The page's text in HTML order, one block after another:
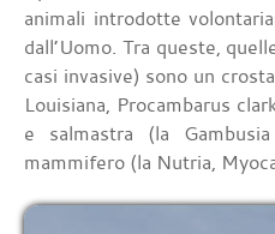
animali introdotte
dall’Uomo. Tra queste,
casi invasive) sono un
Louisiana, Procambarus
e salmastra (la
mammifero (la Nutria,